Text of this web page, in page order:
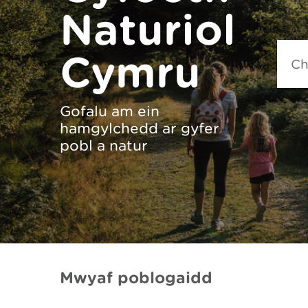
Naturiol
Cymru
Gofalu am ein
hamgylchedd ar gyfer
pobl a natur
Mwyaf poblogaidd